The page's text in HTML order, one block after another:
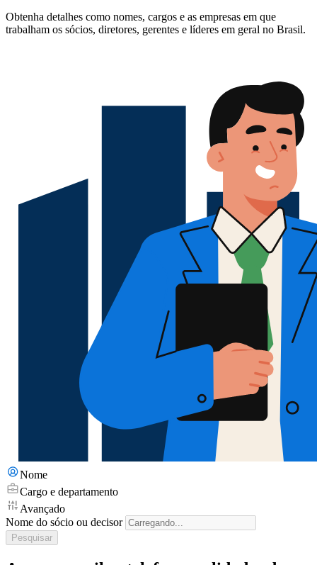
Obtenha detalhes como nomes, cargos e as empresas em que
trabalham os sócios, diretores, gerentes e líderes em geral no Brasil.
Nome
Cargo e departamento
Avançado
Nome do sócio ou decisor
Pesquisar